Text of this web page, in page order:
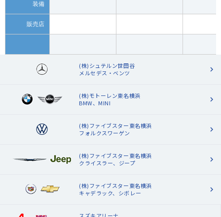
装備
販売店
(株)シュテルン世田谷
メルセデス・ベンツ
(株)モトーレン東名横浜
BMW、MINI
(株)ファイブスター東名横浜
フォルクスワーゲン
(株)ファイブスター東名横浜
クライスラー、ジープ
(株)ファイブスター東名横浜
キャデラック、シボレー